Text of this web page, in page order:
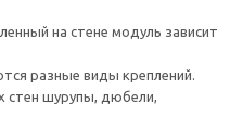
на стене модуль зависит
разные виды креплений.
шурупы, дюбели,